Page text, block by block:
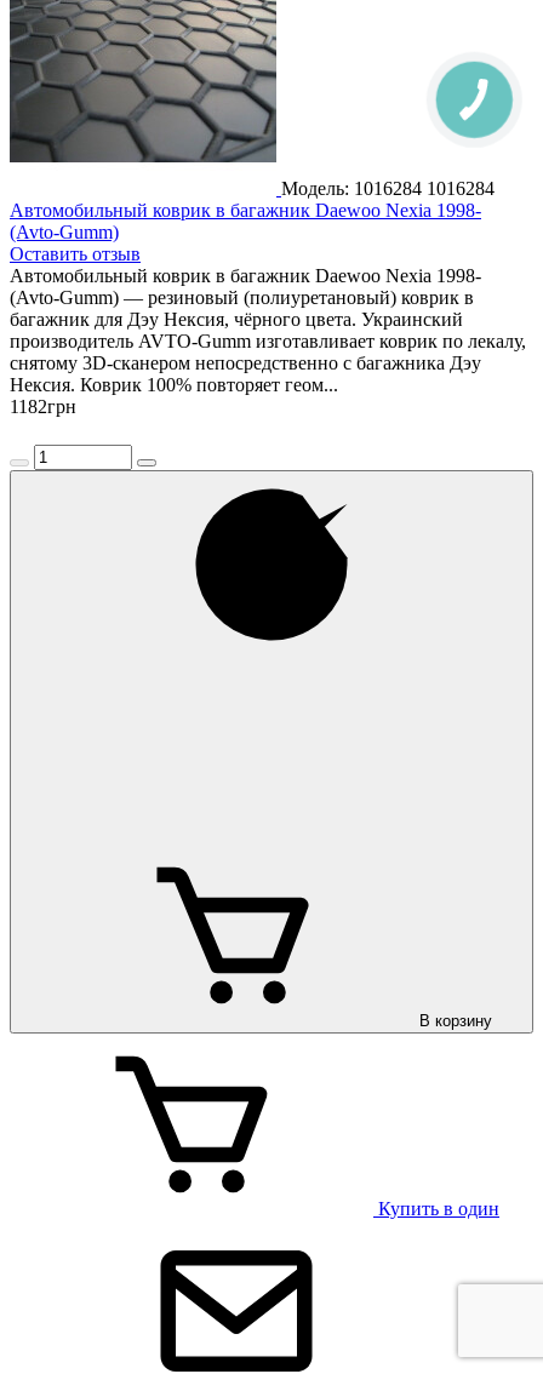
Модель: 1016284 1016284
Автомобильный коврик в багажник Daewoo Nexia 1998-
(Avto-Gumm)
Оставить отзыв
Автомобильный коврик в багажник Daewoo Nexia 1998-
(Avto-Gumm) — резиновый (полиуретановый) коврик в
багажник для Дэу Нексия, чёрного цвета. Украинский
производитель AVTO-Gumm изготавливает коврик по лекалу,
снятому 3D-сканером непосредственно с багажника Дэу
Нексия. Коврик 100% повторяет геом...
1182грн
В корзину
Купить в один